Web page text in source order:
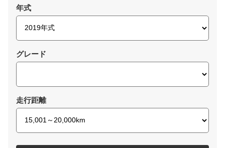
年式
グレード
走行距離